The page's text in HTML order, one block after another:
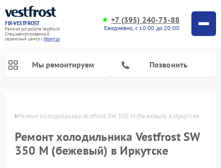
FIX-VESTFROST
Ремонт устройств Vestfrost
Специализированный
cервисный центр г.Иркутск
+7 (395) 240-73-88
Ежедневно, с 10:00 до 20:00
Мы ремонтируем Позвонить
Ремонт холодильника Vestfrost SW 350 M (бежевый) в Иркутске
Ремонт холодильника Vestfrost SW
350 M (бежевый) в Иркутске